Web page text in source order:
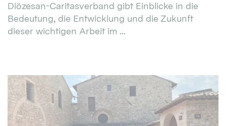
Diözesan-Caritasverband gibt Einblicke in die
Bedeutung, die Entwicklung und die Zukunft
dieser wichtigen Arbeit im ...